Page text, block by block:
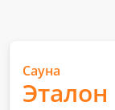
Сауна
Эталон